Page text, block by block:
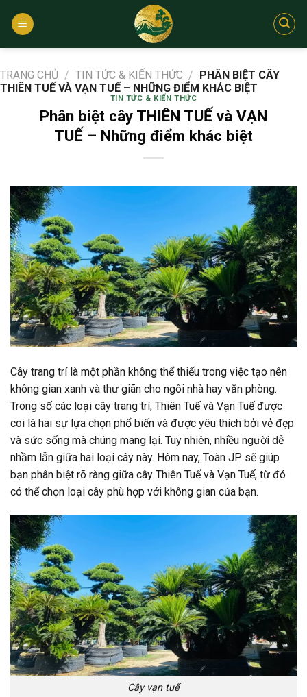
qua
TRANG CHỦ / TIN TỨC & KIẾN THỨC / PHÂN BIỆT CÂY
THIÊN TUẾ VÀ VẠN TUẾ – NHỮNG ĐIỂM KHÁC BIỆT
TIN TỨC & KIẾN THỨC
Phân biệt cây THIÊN TUẾ và VẠN
TUẾ – Những điểm khác biệt
Cây trang trí là một phần không thể thiếu trong việc tạo nên
không gian xanh và thư giãn cho ngôi nhà hay văn phòng.
Trong số các loại cây trang trí, Thiên Tuế và Vạn Tuế được
coi là hai sự lựa chọn phổ biến và được yêu thích bởi vẻ đẹp
và sức sống mà chúng mang lại. Tuy nhiên, nhiều người dễ
nhầm lẫn giữa hai loại cây này. Hôm nay, Toàn JP sẽ giúp
bạn phân biệt rõ ràng giữa cây Thiên Tuế và Vạn Tuế, từ đó
có thể chọn loại cây phù hợp với không gian của bạn.
Cây vạn tuế